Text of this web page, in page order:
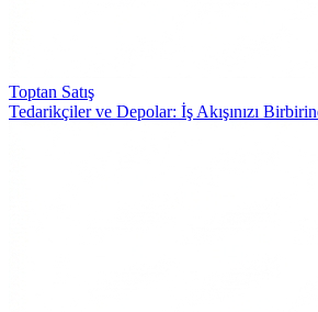
Toptan Satış
Tedarikçiler ve Depolar: İş Akışınızı